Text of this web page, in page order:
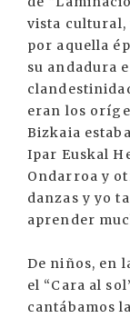
vista cultural,
por aquella
su andadura
eran los
Bizkaia
Ipar Euskal
Ondarroa y
danzas y yo
aprender
De niños, en
el “Cara al
cantábamos